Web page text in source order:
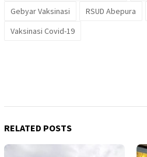
Gebyar Vaksinasi
RSUD Abepura
Vaksinasi Covid-19
RELATED POSTS